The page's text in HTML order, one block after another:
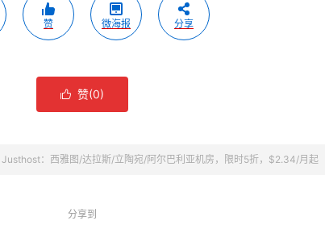
赞 微海报 分享
 赞(0)
Justhost：西雅图/达拉斯/立陶宛/阿尔巴利亚机房，限时5折，$2.34/月起
分享到